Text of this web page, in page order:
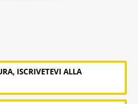
ISCRIVETEVI ALLA